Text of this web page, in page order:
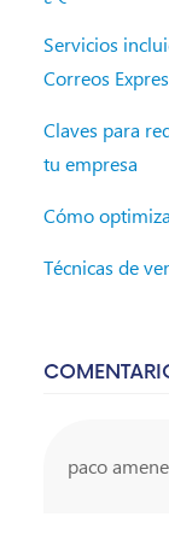
Servicios
Correos
Claves para
tu empresa
Cómo
Técnicas de
paco